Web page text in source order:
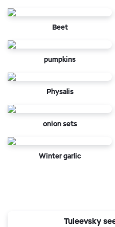
Beet
pumpkins
Physalis
onion sets
Winter garlic
Tuleevsky